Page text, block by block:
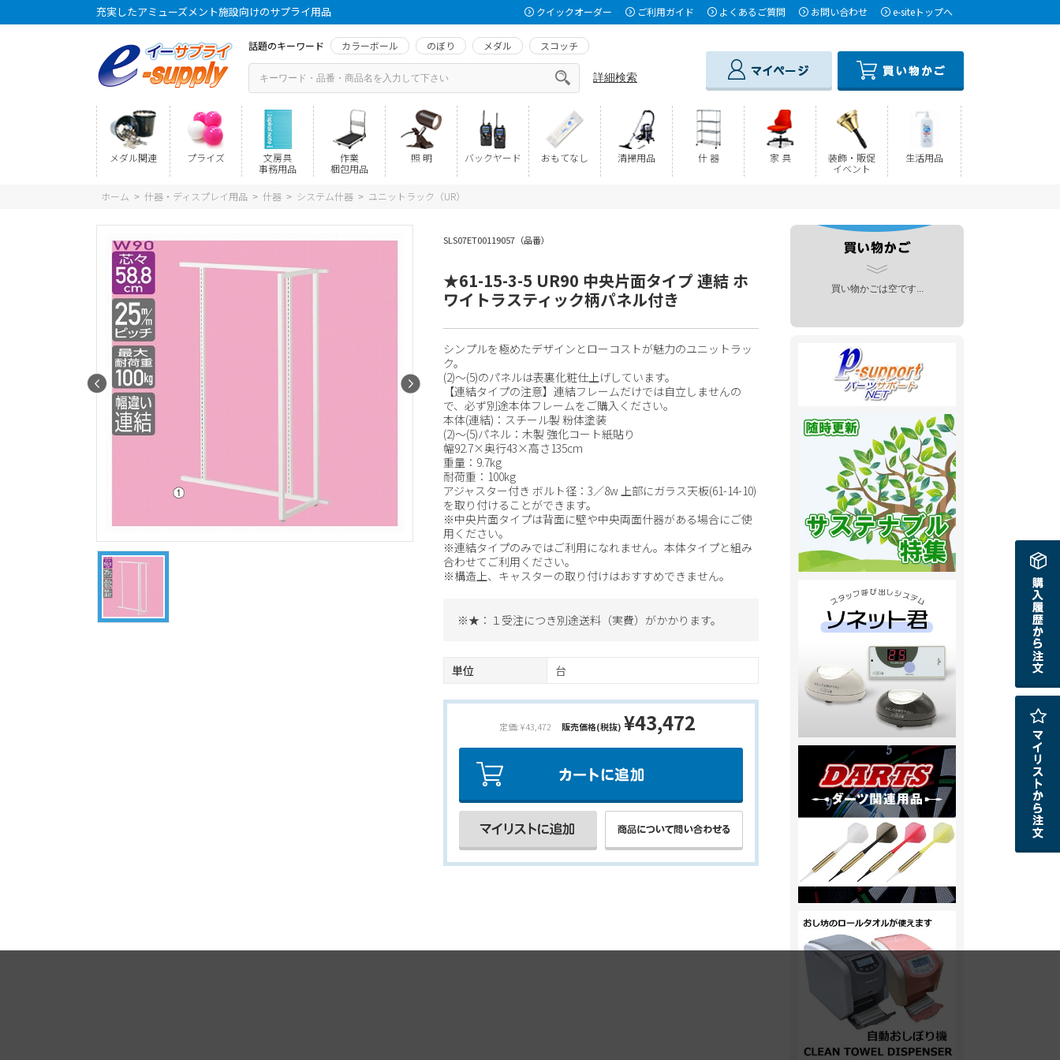
充実したアミューズメント施設向けのサプライ用品 クイックオーダー ご利用ガイド よくあるご質問 お問い合わせ e-siteトップへ
話題のキーワード カラーボール のぼり メダル スコッチ
詳細検索
メダル関連 プライズ
文房具
事務用品
作業
梱包用品
照 明 バックヤード おもてなし 清掃用品 什 器 家 具
装飾・販促
イベント
生活用品
ホーム > 什器・ディスプレイ用品 > 什器 > システム什器 > ユニットラック（UR）
SLS07ET00119057（品番）
★61-15-3-5 UR90 中央片面タイプ 連結 ホ
ワイトラスティック柄パネル付き
シンプルを極めたデザインとローコストが魅力のユニットラッ
ク。
(2)～(5)のパネルは表裏化粧仕上げしています。
【連結タイプの注意】連結フレームだけでは自立しませんの
で、必ず別途本体フレームをご購入ください。
本体(連結)：スチール製 粉体塗装
(2)～(5)パネル：木製 強化コート紙貼り
幅92.7×奥行43×高さ135cm
重量：9.7kg
耐荷重：100kg
アジャスター付き ボルト径：3／8w 上部にガラス天板(61-14-10)
を取り付けることができます。
※中央片面タイプは背面に壁や中央両面什器がある場合にご使
用ください。
※連結タイプのみではご利用になれません。本体タイプと組み
合わせてご利用ください。
※構造上、キャスターの取り付けはおすすめできません。
※★：１受注につき別途送料（実費）がかかります。
単位 台
定価: ¥43,472 販売価格(税抜) ¥43,472
買い物かごは空です...